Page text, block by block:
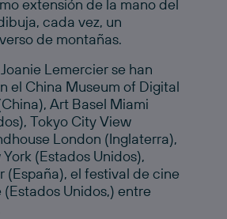
extensión de la mano del
cada vez, un
de montañas.
Lemercier se han
el China Museum of Digital
Art Basel Miami
Tokyo City View
London (Inglaterra),
(Estados Unidos),
(España), el festival de cine
Unidos,) entre